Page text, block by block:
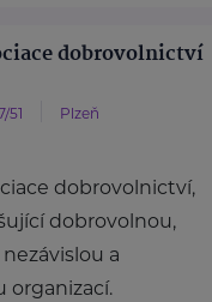
dobrovolnictví
51 Plzeň
dobrovolnictví,
dobrovolnou,
a
organizací.